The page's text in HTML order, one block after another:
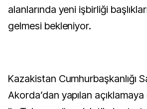
alanlarında yeni işbirliği
gelmesi bekleniyor.
Kazakistan Cumhurbaşkanlığı
Akorda’dan yapılan